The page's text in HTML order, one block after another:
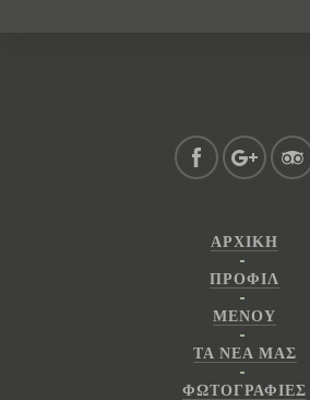
ΑΡΧΙΚΉ
ΠΡΟΦΊΛ
ΜΕΝΟΎ
ΤΑ ΝΕΑ ΜΑΣ
ΦΩΤΟΓΡΑΦΊΕΣ